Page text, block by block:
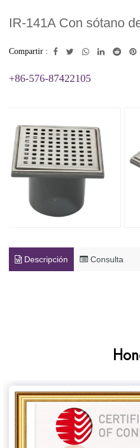
IR-141A Con sótano
Compartir :
+86-576-87422105
Descripción Consulta